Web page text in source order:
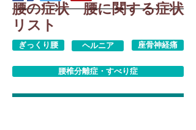
腰の症状 腰に関する症状
リスト
ぎっくり腰 ヘルニア 座骨神経痛
腰椎分離症・すべり症